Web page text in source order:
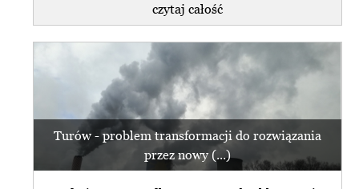
czytaj całość
Turów - problem transformacji do rozwiązania
przez nowy (...)